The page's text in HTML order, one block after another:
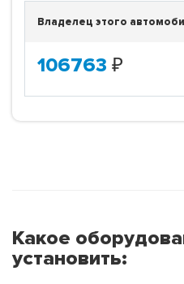
Владелец этого
106763 ₽
Какое
установить: